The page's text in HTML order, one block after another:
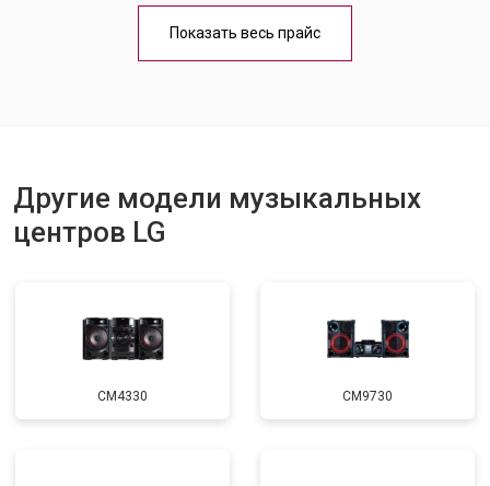
Показать весь прайс
Другие модели музыкальных
центров LG
CM4330 CM9730